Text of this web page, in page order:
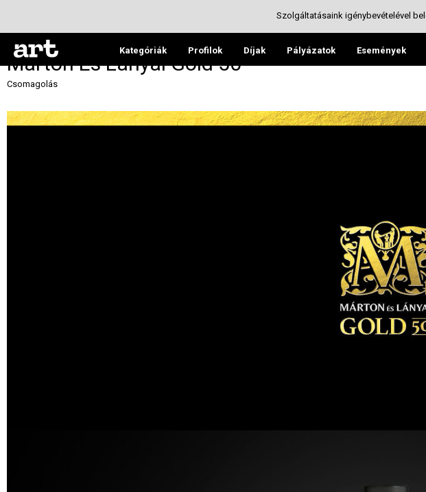
Kategóriák Profilok Díjak Pályázatok Események
Márton És Lányai Gold 50
Csomagolás
Szolgáltatásaink igénybevételével